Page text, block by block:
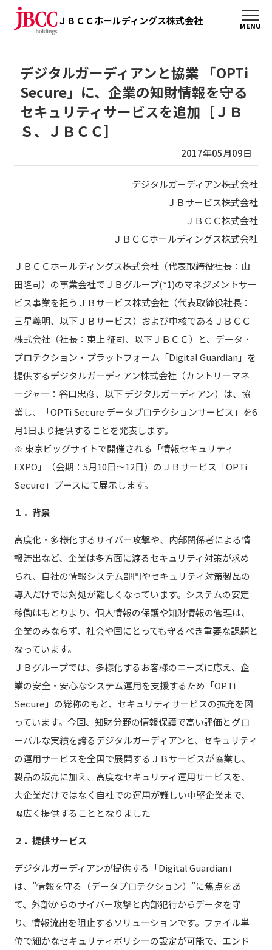
ＪＢＣＣホールディングス株式会社
デジタルガーディアンと協業 「OPTi
Secure」に、企業の知財情報を守る
セキュリティサービスを追加［ＪＢ
Ｓ、ＪＢＣＣ］
2017年05月09日
デジタルガーディアン株式会社
ＪＢサービス株式会社
ＪＢＣＣ株式会社
ＪＢＣＣホールディングス株式会社
ＪＢＣＣホールディングス株式会社（代表取締役社長：山
田隆司）の事業会社でＪＢグループ(*1)のマネジメントサー
ビス事業を担うＪＢサービス株式会社（代表取締役社長：
三星義明、以下ＪＢサービス）および中核であるＪＢＣＣ
株式会社（社長：東上 征司、以下ＪＢＣＣ）と、データ・
プロテクション・プラットフォーム「Digital Guardian」を
提供するデジタルガーディアン株式会社（カントリーマネ
ージャー：谷口忠彦、以下 デジタルガーディアン）は、協
業し、「OPTi Secure データプロテクションサービス」を6
月1日より提供することを発表します。
※ 東京ビッグサイトで開催される「情報セキュリティ
EXPO」（会期：5月10日～12日）のＪＢサービス「OPTi
Secure」ブースにて展示します。
１．背景
高度化・多様化するサイバー攻撃や、内部関係者による情
報流出など、企業は多方面に渡るセキュリティ対策が求め
られ、自社の情報システム部門やセキュリティ対策製品の
導入だけでは対処が難しくなっています。システムの安定
稼働はもとりより、個人情報の保護や知財情報の管理は、
企業のみならず、社会や国にとっても守るべき重要な課題と
なっています。
ＪＢグループでは、多様化するお客様のニーズに応え、企
業の安全・安心なシステム運用を支援するため「OPTi
Secure」の総称のもと、セキュリティサービスの拡充を図
っています。今回、知財分野の情報保護で高い評価とグロ
ーバルな実績を誇るデジタルガーディアンと、セキュリティ
の運用サービスを全国で展開するＪＢサービスが協業し、
製品の販売に加え、高度なセキュリティ運用サービスを、
大企業だけではなく自社での運用が難しい中堅企業まで、
幅広く提供することとなりました
２．提供サービス
デジタルガーディアンが提供する「Digital Guardian」
は、”情報を守る（データプロテクション）”に焦点をあ
て、外部からのサイバー攻撃と内部犯行からデータを守
り、情報流出を阻止するソリューションです。ファイル単
位で細かなセキュリティポリシーの設定が可能で、エンド